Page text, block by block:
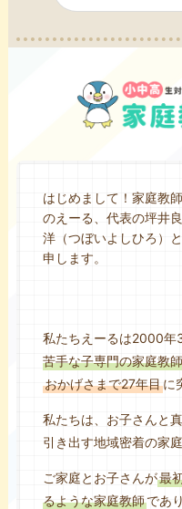
はじめまして！家庭教師
のえーる、代表の坪井良
洋（つぼいよしひろ）と
申します。
私たちえーるは2000年
苦手な子専門の家庭教
おかげさまで27年目に
私たちは、お子さんと
引き出す地域密着の家庭
ご家庭とお子さんが最
るような家庭教師であ